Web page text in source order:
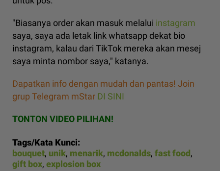
"Biasanya order akan masuk melalui instagram
saya, saya ada letak link whatsapp dekat bio
instagram, kalau dari TikTok mereka akan mesej
saya minta nombor saya," katanya.
Dapatkan info dengan mudah dan pantas! Join
grup Telegram mStar DI SINI
TONTON VIDEO PILIHAN!
Tags/Kata Kunci:
bouquet, unik, menarik, mcdonalds, fast food,
gift box, explosion box